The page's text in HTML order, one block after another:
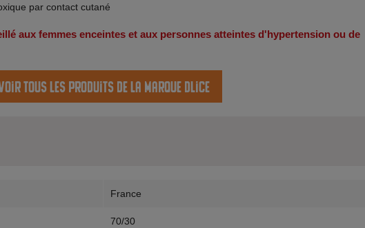
par contact cutané
aux femmes enceintes et aux personnes atteintes d'hypertension ou de
tous les produits de la marque Dlice
France
70/30